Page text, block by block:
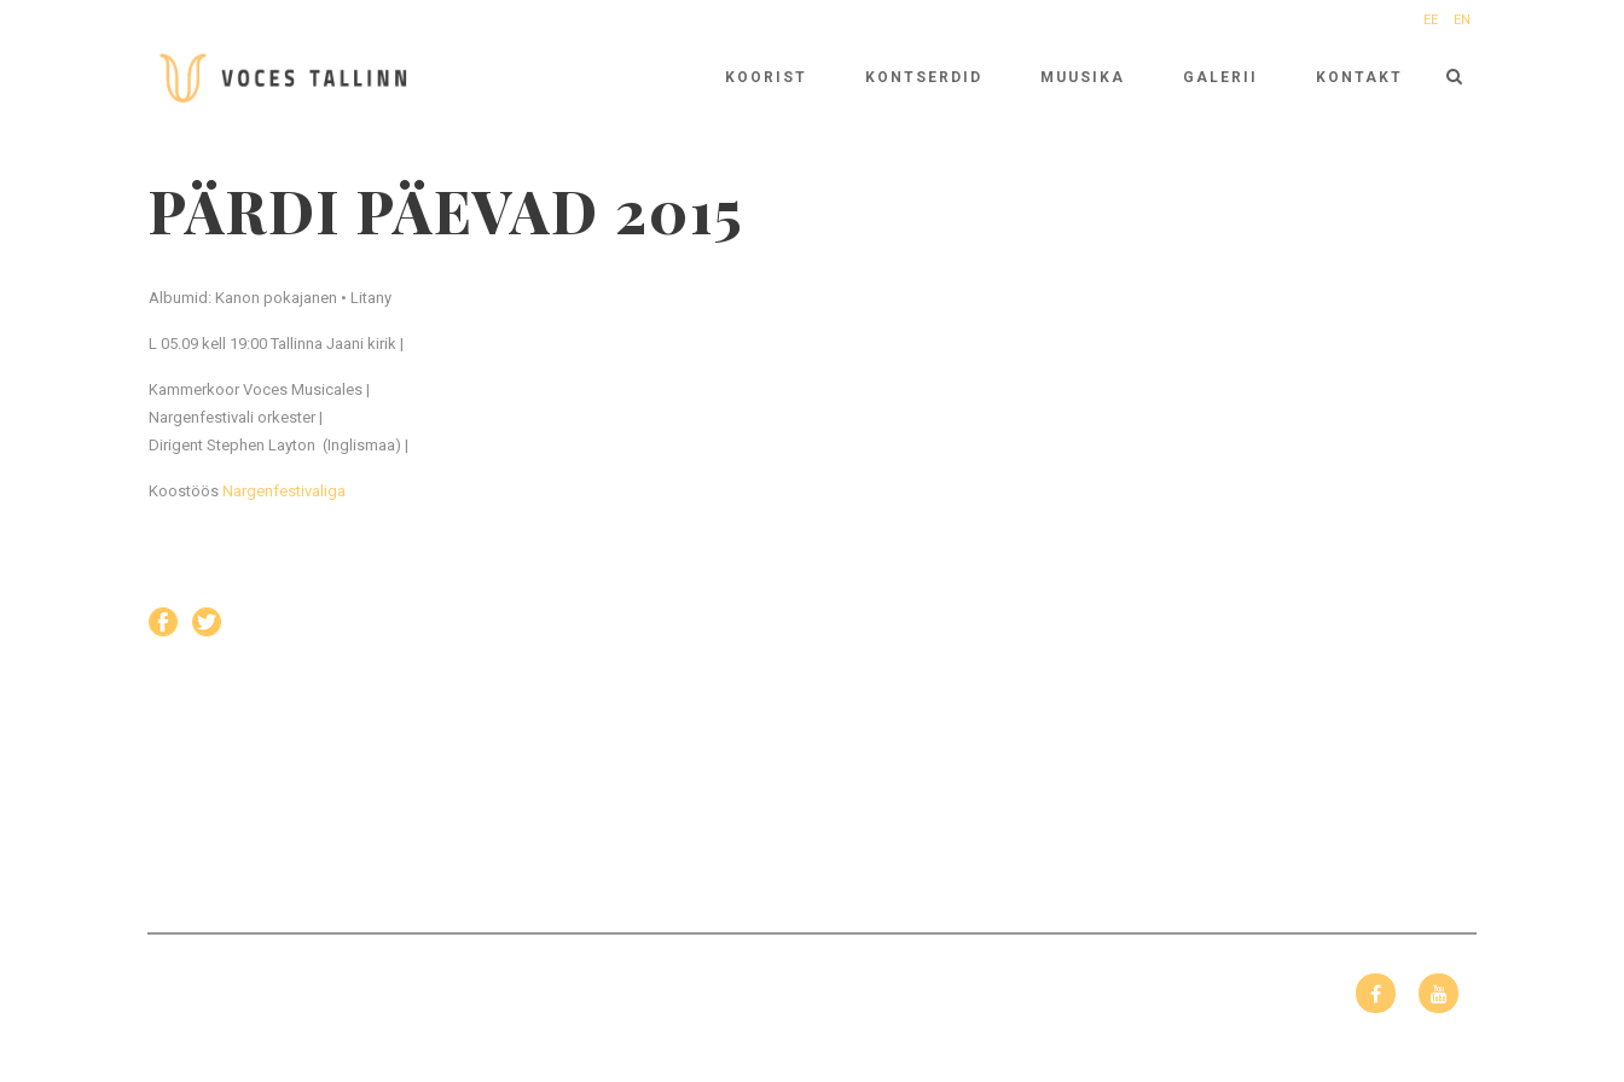
EE EN
KOORIST KONTSERDID MUUSIKA GALERII KONTAKT
PÄRDI PÄEVAD 2015
Albumid: Kanon pokajanen • Litany
L 05.09 kell 19:00 Tallinna Jaani kirik |
Kammerkoor Voces Musicales |
Nargenfestivali orkester |
Dirigent Stephen Layton (Inglismaa) |
Koostöös Nargenfestivaliga